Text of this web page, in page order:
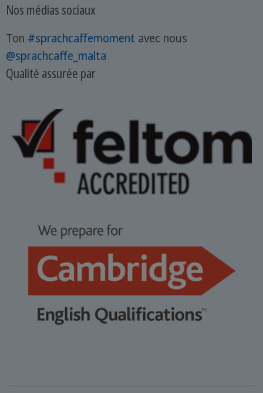
Nos médias sociaux
Ton #sprachcaffemoment avec nous
@sprachcaffe_malta
Qualité assurée par